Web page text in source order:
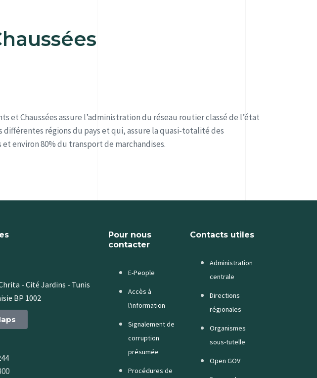
et Chaussées assure l’administration du réseau routier classé de l’état
régions du pays et qui, assure la quasi-totalité des
environ 80% du transport de marchandises.
- Cité Jardins - Tunis
BP 1002
Pour nous
contacter
E-People
Accès à
l'information
Signalement de
corruption
présumée
Procédures de
Contacts utiles
Administration
centrale
Directions
régionales
Organismes
sous-tutelle
Open GOV